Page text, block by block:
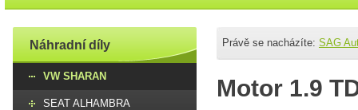
Náhradní díly
VW SHARAN
SEAT ALHAMBRA
Právě se nacházíte: SAG
Motor 1.9